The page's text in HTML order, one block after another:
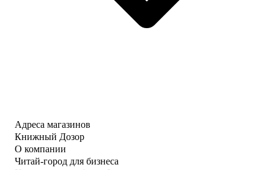
Адреса магазинов
Книжный Дозор
О компании
Читай-город для бизнеса